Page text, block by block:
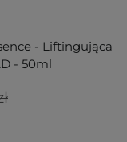
- Liftingująca
- 50ml